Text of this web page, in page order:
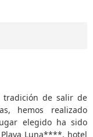
tradición de salir de
hemos realizado
elegido ha sido
Luna****, hotel